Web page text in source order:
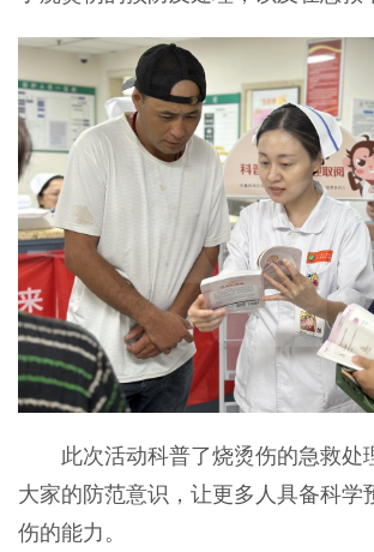
此次活动科普了烧烫伤的急救处
大家的防范意识，让更多人具备科学
伤的能力。